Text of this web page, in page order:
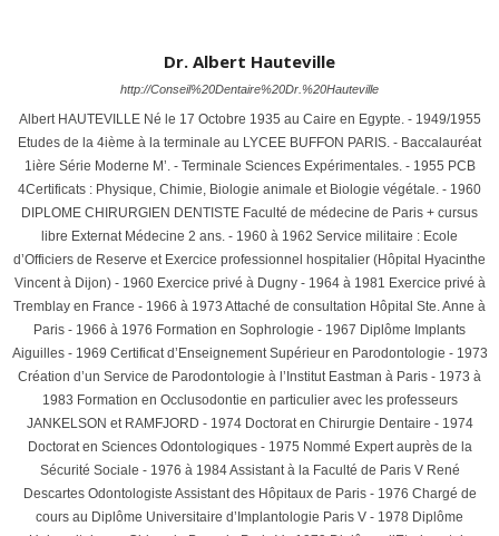
Dr. Albert Hauteville
http://Conseil%20Dentaire%20Dr.%20Hauteville
Albert HAUTEVILLE Né le 17 Octobre 1935 au Caire en Egypte. - 1949/1955
Etudes de la 4ième à la terminale au LYCEE BUFFON PARIS. - Baccalauréat
1ière Série Moderne M’. - Terminale Sciences Expérimentales. - 1955 PCB
4Certificats : Physique, Chimie, Biologie animale et Biologie végétale. - 1960
DIPLOME CHIRURGIEN DENTISTE Faculté de médecine de Paris + cursus
libre Externat Médecine 2 ans. - 1960 à 1962 Service militaire : Ecole
d’Officiers de Reserve et Exercice professionnel hospitalier (Hôpital Hyacinthe
Vincent à Dijon) - 1960 Exercice privé à Dugny - 1964 à 1981 Exercice privé à
Tremblay en France - 1966 à 1973 Attaché de consultation Hôpital Ste. Anne à
Paris - 1966 à 1976 Formation en Sophrologie - 1967 Diplôme Implants
Aiguilles - 1969 Certificat d’Enseignement Supérieur en Parodontologie - 1973
Création d’un Service de Parodontologie à l’Institut Eastman à Paris - 1973 à
1983 Formation en Occlusodontie en particulier avec les professeurs
JANKELSON et RAMFJORD - 1974 Doctorat en Chirurgie Dentaire - 1974
Doctorat en Sciences Odontologiques - 1975 Nommé Expert auprès de la
Sécurité Sociale - 1976 à 1984 Assistant à la Faculté de Paris V René
Descartes Odontologiste Assistant des Hôpitaux de Paris - 1976 Chargé de
cours au Diplôme Universitaire d’Implantologie Paris V - 1978 Diplôme